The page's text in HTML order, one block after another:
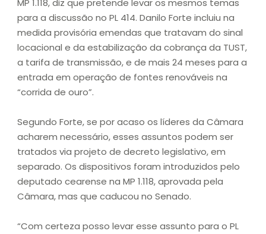
MP 1.118, diz que pretende levar os mesmos temas
para a discussão no PL 414. Danilo Forte incluiu na
medida provisória emendas que tratavam do sinal
locacional e da estabilização da cobrança da TUST,
a tarifa de transmissão, e de mais 24 meses para a
entrada em operação de fontes renováveis na
“corrida de ouro”.
Segundo Forte, se por acaso os líderes da Câmara
acharem necessário, esses assuntos podem ser
tratados via projeto de decreto legislativo, em
separado. Os dispositivos foram introduzidos pelo
deputado cearense na MP 1.118, aprovada pela
Câmara, mas que caducou no Senado.
“Com certeza posso levar esse assunto para o PL